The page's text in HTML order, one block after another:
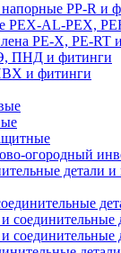
PP-R и
PEX-AL-PEX,
PE-X, PE-RT
ПНД и фитинги
и фитинги
огородный
детали и
соединительные